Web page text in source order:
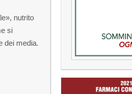
nutrito
si
dei media.